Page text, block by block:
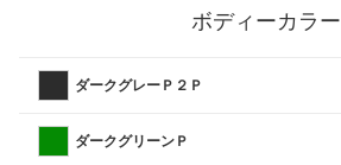
ボディーカラー
ダークグレーＰ２Ｐ
ダークグリーンＰ